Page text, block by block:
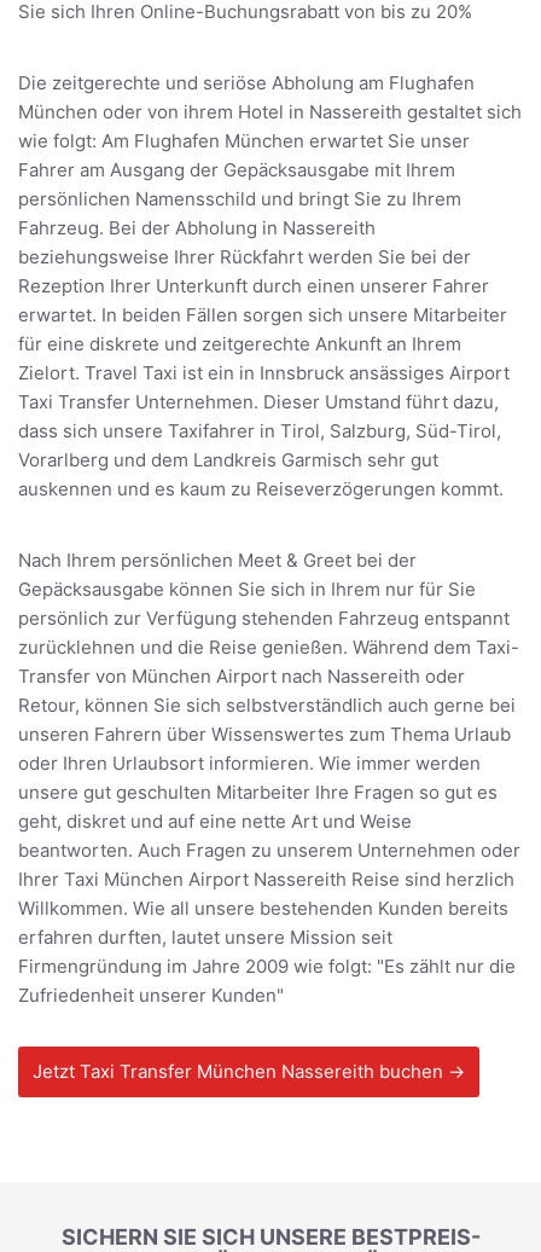
Sie sich Ihren Online-Buchungsrabatt von bis zu 20%
Die zeitgerechte und seriöse Abholung am Flughafen
München oder von ihrem Hotel in Nassereith gestaltet sich
wie folgt: Am Flughafen München erwartet Sie unser
Fahrer am Ausgang der Gepäcksausgabe mit Ihrem
persönlichen Namensschild und bringt Sie zu Ihrem
Fahrzeug. Bei der Abholung in Nassereith
beziehungsweise Ihrer Rückfahrt werden Sie bei der
Rezeption Ihrer Unterkunft durch einen unserer Fahrer
erwartet. In beiden Fällen sorgen sich unsere Mitarbeiter
für eine diskrete und zeitgerechte Ankunft an Ihrem
Zielort. Travel Taxi ist ein in Innsbruck ansässiges Airport
Taxi Transfer Unternehmen. Dieser Umstand führt dazu,
dass sich unsere Taxifahrer in Tirol, Salzburg, Süd-Tirol,
Vorarlberg und dem Landkreis Garmisch sehr gut
auskennen und es kaum zu Reiseverzögerungen kommt.
Nach Ihrem persönlichen Meet & Greet bei der
Gepäcksausgabe können Sie sich in Ihrem nur für Sie
persönlich zur Verfügung stehenden Fahrzeug entspannt
zurücklehnen und die Reise genießen. Während dem Taxi-
Transfer von München Airport nach Nassereith oder
Retour, können Sie sich selbstverständlich auch gerne bei
unseren Fahrern über Wissenswertes zum Thema Urlaub
oder Ihren Urlaubsort informieren. Wie immer werden
unsere gut geschulten Mitarbeiter Ihre Fragen so gut es
geht, diskret und auf eine nette Art und Weise
beantworten. Auch Fragen zu unserem Unternehmen oder
Ihrer Taxi München Airport Nassereith Reise sind herzlich
Willkommen. Wie all unsere bestehenden Kunden bereits
erfahren durften, lautet unsere Mission seit
Firmengründung im Jahre 2009 wie folgt: "Es zählt nur die
Zufriedenheit unserer Kunden"
Jetzt Taxi Transfer München Nassereith buchen →
SICHERN SIE SICH UNSERE BESTPREIS-